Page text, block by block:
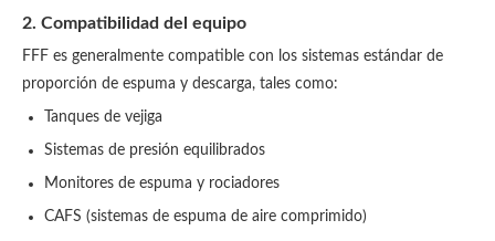
2. Compatibilidad del equipo
FFF es generalmente compatible con los sistemas estándar de
proporción de espuma y descarga, tales como:
Tanques de vejiga
Sistemas de presión equilibrados
Monitores de espuma y rociadores
CAFS (sistemas de espuma de aire comprimido)